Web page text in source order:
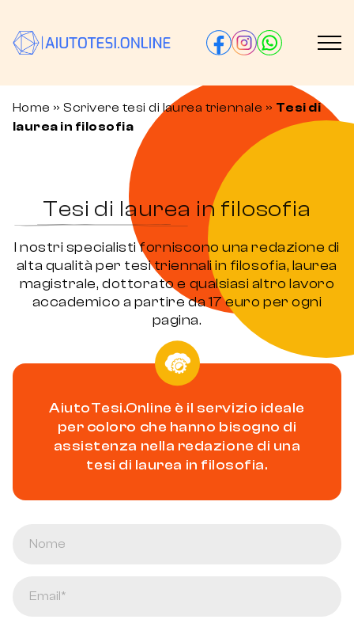
Home » Scrivere tesi di laurea triennale » Tesi di
laurea in filosofia
Tesi di laurea in filosofia
I nostri specialisti forniscono una redazione di
alta qualità per tesi triennali in filosofia, laurea
magistrale, dottorato e qualsiasi altro lavoro
accademico a partire da 17 euro per ogni
pagina.
AiutoTesi.Online è il servizio ideale
per coloro che hanno bisogno di
assistenza nella redazione di una
tesi di laurea in filosofia.